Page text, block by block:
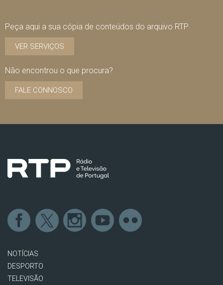
Peça aqui a sua cópia de conteúdos do arquivo RTP
VER SERVIÇOS
Não encontrou o que procura?
FALE CONNOSCO
NOTÍCIAS
DESPORTO
TELEVISÃO